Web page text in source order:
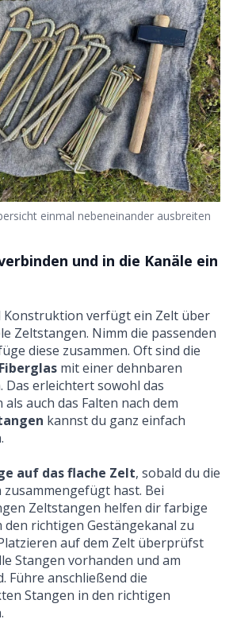
einmal nebeneinander ausbreiten
und in die Kanäle ein
Konstruktion verfügt ein Zelt über
Zeltstangen. Nimm die passenden
diese zusammen. Oft sind die
mit einer dehnbaren
Das erleichtert sowohl das
auch das Falten nach dem
kannst du ganz einfach
auf das flache Zelt, sobald du die
hast. Bei
Zeltstangen helfen dir farbige
richtigen Gestängekanal zu
auf dem Zelt überprüfst
Stangen vorhanden und am
Führe anschließend die
Stangen in den richtigen